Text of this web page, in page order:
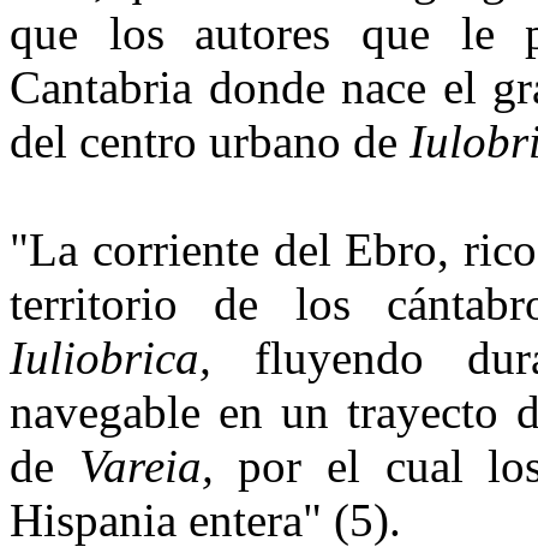
que los autores que le
Cantabria donde nace el
del centro urbano de
"La corriente del Ebro,
territorio de los
Iuliobrica, fluyendo
navegable en un tra­yecto
de Vareia, por el cual
Hispania entera" (5).